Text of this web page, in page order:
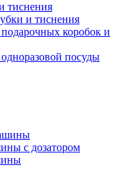
тиснения
и тиснения
коробок и
посуды
с дозатором